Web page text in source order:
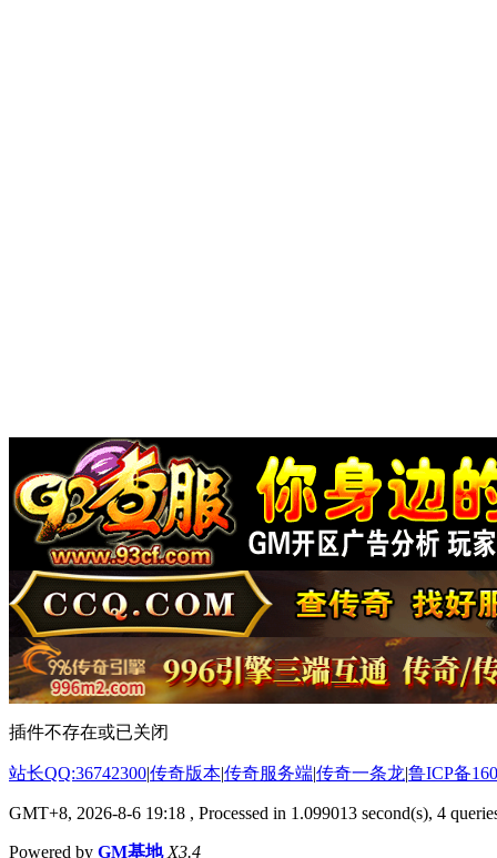
插件不存在或已关闭
站长QQ:36742300|传奇版本|传奇服务端|传奇一条龙|鲁ICP备
GMT+8, 2026-8-6 19:18 , Processed in 1.099013 second(s), 4
Powered by GM基地 X3.4